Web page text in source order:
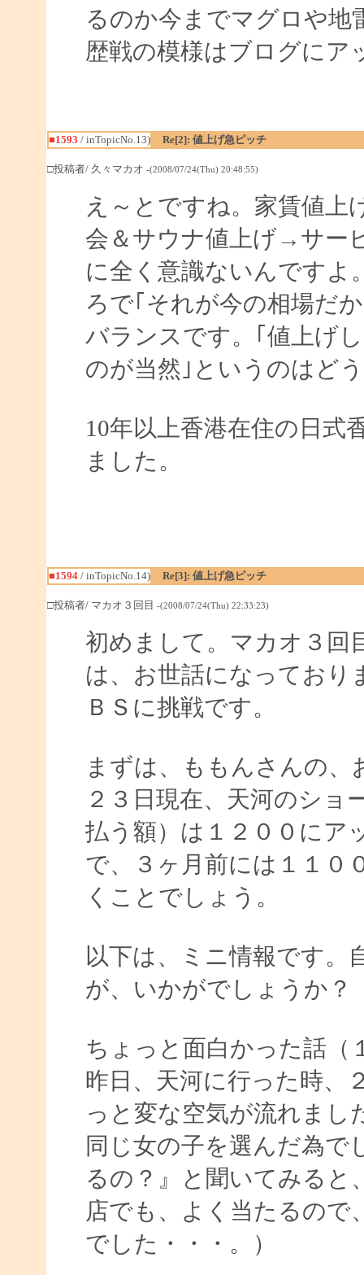
るのか今までマグロや
歴戦の模様はブログにア
■1593 / inTopicNo.13) Re[2]: 値上げ急ピッチ
□投稿者/ 久々マカオ -(2008/07/24(Thu) 20:48:55)
え～とですね。家賃値上
会＆サウナ値上げ→サー
に全く意識ないんですよ
ろで｢それが今の相場だ
バランスです。｢値上げ
のが当然｣というのはど
10年以上香港在住の日式
ました。
■1594/ inTopicNo.14) Re[3]: 値上げ急ピッチ
□投稿者/ マカオ３回目 -(2008/07/24(Thu) 22:33:23)
初めまして。マカオ３回
は、お世話になっており
ＢＳに挑戦です。
まずは、ももんさんの
２３日現在、天河のショ
払う額）は１２００にア
で、３ヶ月前には１１０
くことでしょう。
以下は、ミニ情報です。
が、いかがでしょうか？
ちょっと面白かった話（
昨日、天河に行った時、
っと変な空気が流れまし
同じ女の子を選んだ為で
るの？』と聞いてみると
店でも、よく当たるので
でした・・・。）